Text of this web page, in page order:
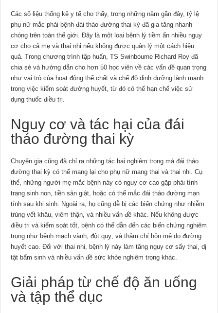
Các số liệu thống kê y tế cho thấy, trong những năm gần đây, tỷ lệ
phụ nữ mắc phải bệnh đái tháo đường thai kỳ đã gia tăng nhanh
chóng trên toàn thế giới. Đây là một loại bệnh lý tiềm ẩn nhiều nguy
cơ cho cả mẹ và thai nhi nếu không được quản lý một cách hiệu
quả. Trong chương trình tập huấn, TS Swinbourne Richard Roy đã
chia sẻ và hướng dẫn cho hơn 50 học viên về các vấn đề quan trọng
như vai trò của hoạt động thể chất và chế độ dinh dưỡng lành mạnh
trong việc kiểm soát đường huyết, từ đó có thể hạn chế việc sử
dụng thuốc điều trị.
Nguy cơ và tác hại của đái
tháo đường thai kỳ
Chuyên gia cũng đã chỉ ra những tác hại nghiêm trọng mà đái tháo
đường thai kỳ có thể mang lại cho phụ nữ mang thai và thai nhi. Cụ
thể, những người mẹ mắc bệnh này có nguy cơ cao gặp phải tình
trạng sinh non, tiền sản giật, hoặc có thể mắc đái tháo đường mạn
tính sau khi sinh. Ngoài ra, họ cũng dễ bị các biến chứng như nhiễm
trùng vết khâu, viêm thận, và nhiều vấn đề khác. Nếu không được
điều trị và kiểm soát tốt, bệnh có thể dẫn đến các biến chứng nghiêm
trọng như bệnh mạch vành, đột quỵ, và thậm chí hôn mê do đường
huyết cao. Đối với thai nhi, bệnh lý này làm tăng nguy cơ sẩy thai, dị
tật bẩm sinh và nhiều vấn đề sức khỏe nghiêm trọng khác.
Giải pháp từ chế độ ăn uống
và tập thể dục